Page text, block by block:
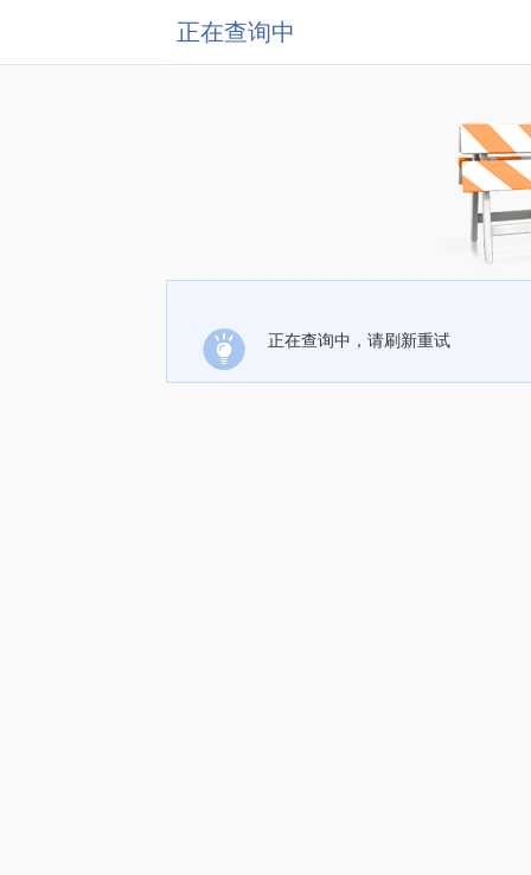
正在查询中
正在查询中，请刷新重试